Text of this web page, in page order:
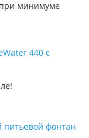
минимуме
440 с
питьевой фонтан